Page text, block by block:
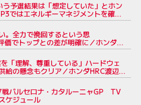
予選結果は「想定していた」とホン
ではエネルギーマネジメントを確
る／F1第7戦
。全力で挽回するという思
価でトップとの差が明確に／ホンダ
ンタビュー（2）
「理解、尊重している」ハードウェ
給の懸念もクリア／ホンダHRC渡辺社
（1）
バルセロナ・カタルーニャGP TV
ケジュール